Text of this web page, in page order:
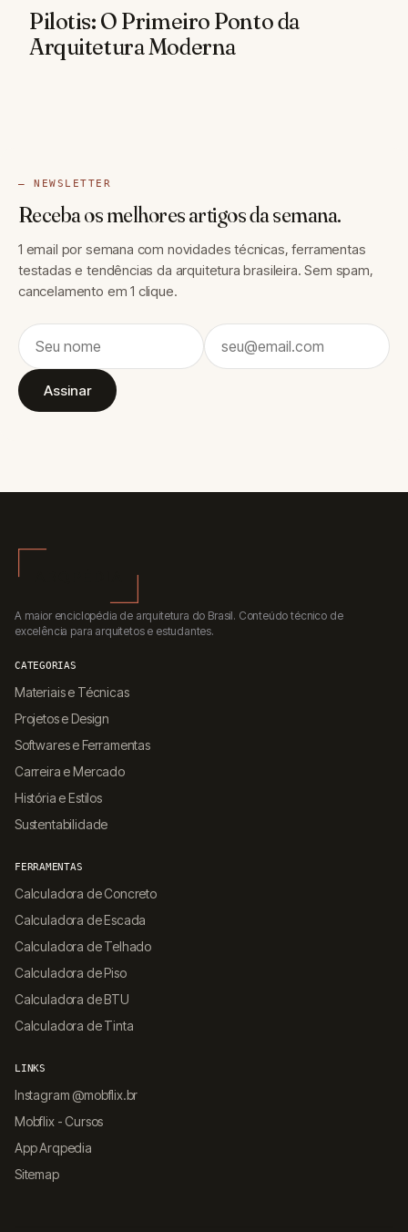
Pilotis: O Primeiro Ponto da
Arquitetura Moderna
— NEWSLETTER
Receba os melhores artigos da semana.
1 email por semana com novidades técnicas, ferramentas
testadas e tendências da arquitetura brasileira. Sem spam,
cancelamento em 1 clique.
Assinar
A maior enciclopédia de arquitetura do Brasil. Conteúdo técnico de
excelência para arquitetos e estudantes.
CATEGORIAS
Materiais e Técnicas
Projetos e Design
Softwares e Ferramentas
Carreira e Mercado
História e Estilos
Sustentabilidade
FERRAMENTAS
Calculadora de Concreto
Calculadora de Escada
Calculadora de Telhado
Calculadora de Piso
Calculadora de BTU
Calculadora de Tinta
LINKS
Instagram @mobflix.br
Mobflix - Cursos
App Arqpedia
Sitemap